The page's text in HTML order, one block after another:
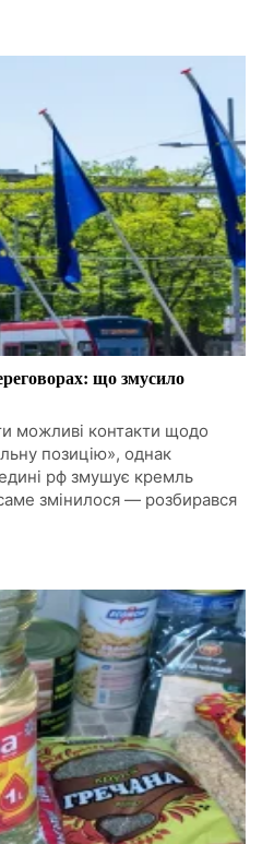
що змусило
можливі контакти щодо
позицію», однак
рф змушує кремль
змінилося — розбирався